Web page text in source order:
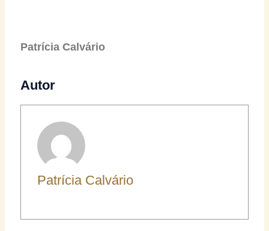
Patrícia Calvário
Autor
Patrícia Calvário